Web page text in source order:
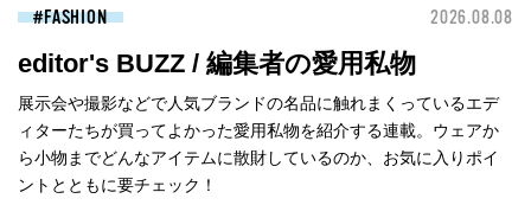
FASHION 2026.08.08
editor's BUZZ / 編集者の愛用私物
展示会や撮影などで人気ブランドの名品に触れまくっているエデ
ィターたちが買ってよかった愛用私物を紹介する連載。ウェアか
ら小物までどんなアイテムに散財しているのか、お気に入りポイ
ントとともに要チェック！